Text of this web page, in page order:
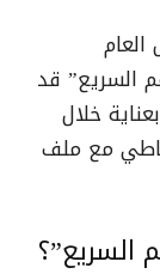
السريع” قد
خلال
مع ملف
السريع”؟